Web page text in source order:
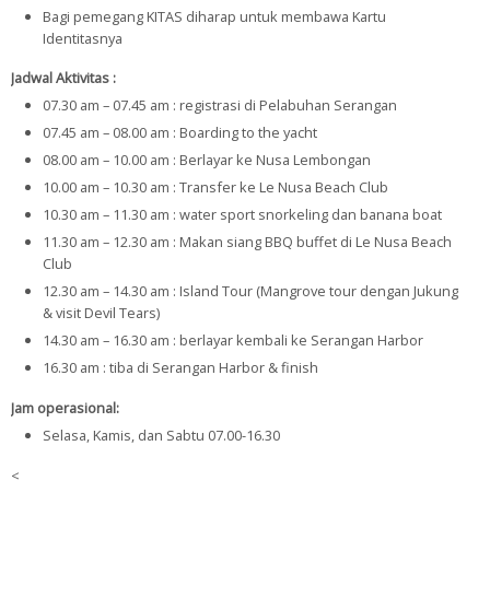
Bagi pemegang KITAS diharap untuk membawa Kartu
Identitasnya
Jadwal Aktivitas :
07.30 am – 07.45 am : registrasi di Pelabuhan Serangan
07.45 am – 08.00 am : Boarding to the yacht
08.00 am – 10.00 am : Berlayar ke Nusa Lembongan
10.00 am – 10.30 am : Transfer ke Le Nusa Beach Club
10.30 am – 11.30 am : water sport snorkeling dan banana boat
11.30 am – 12.30 am : Makan siang BBQ buffet di Le Nusa Beach
Club
12.30 am – 14.30 am : Island Tour (Mangrove tour dengan Jukung
& visit Devil Tears)
14.30 am – 16.30 am : berlayar kembali ke Serangan Harbor
16.30 am : tiba di Serangan Harbor & finish
Jam operasional:
Selasa, Kamis, dan Sabtu 07.00-16.30
<